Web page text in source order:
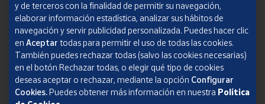
Aviso legal
Condiciones del servicio
Política de Privacidad Web
Informe de transparencia
y de terceros con la finalidad de permitir su navegación,
elaborar información estadística, analizar sus hábitos de
navegación y servir publicidad personalizada. Puedes hacer clic
en Aceptar todas para permitir el uso de todas las cookies.
También puedes rechazar todas (salvo las cookies necesarias)
en el botón Rechazar todas, o elegir qué tipo de cookies
deseas aceptar o rechazar, mediante la opción Configurar
Cookies.Puedes obtener más información en nuestra Política